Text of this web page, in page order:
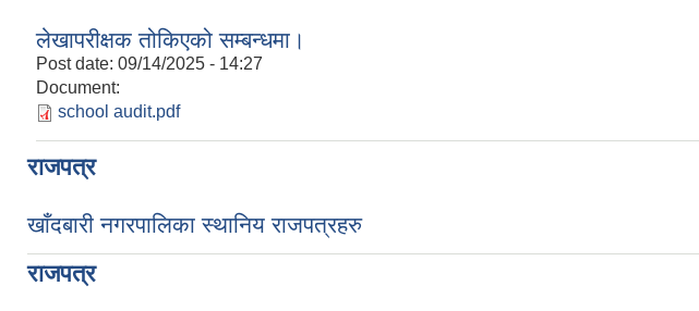
लेखापरीक्षक तोकिएको सम्बन्धमा।
Post date: 09/14/2025 - 14:27
Document:
school audit.pdf
राजपत्र
खाँदबारी नगरपालिका स्थानिय राजपत्रहरु
राजपत्र